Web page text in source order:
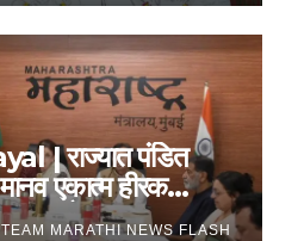
| राज्यात पंडित
एकात्म हीरक
होणार साजरा
TEAM MARATHI NEWS FLASH